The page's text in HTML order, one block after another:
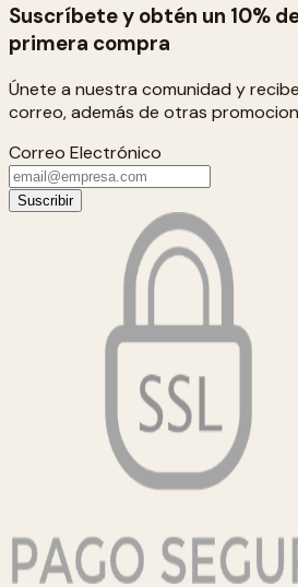
Suscríbete y obtén un 10%
primera compra
Únete a nuestra comunidad y
correo, además de otras
Correo Electrónico
Suscribir